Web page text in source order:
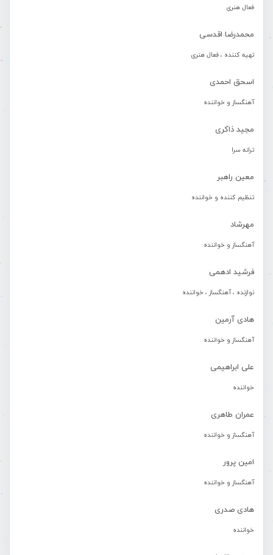
فعال هنری
محمدرضا اقدسی
تهیه کننده ، فعال هنری
اسحق احمدی
آهنگساز و خواننده
مجید ذاکری
ترانه سرا
معین راهبر
تنظیم کننده و خواننده
مهرشاد
آهنگساز و خواننده
فرشید ادهمی
نوازنده ، آهنگساز ، خواننده
هادی آرمین
آهنگساز و خواننده
علی ابراهیمی
خواننده
عمران طاهری
آهنگساز و خواننده
امین پرور
آهنگساز و خواننده
هادی صدری
خواننده